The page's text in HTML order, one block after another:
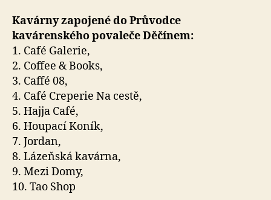
Kavárny zapojené do Průvodce
kavárenského povaleče Děčínem:
1. Café Galerie,
2. Coffee & Books,
3. Caffé 08,
4. Café Creperie Na cestě,
5. Hajja Café,
6. Houpací Koník,
7. Jordan,
8. Lázeňská kavárna,
9. Mezi Domy,
10. Tao Shop